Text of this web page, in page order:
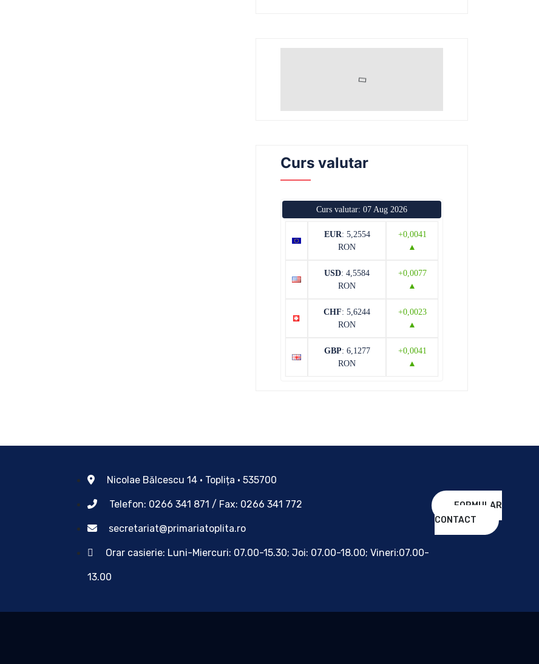
Curs valutar
Curs valutar: 07 Aug 2026
EUR: 5,2554
RON
+0,0041
▲
USD: 4,5584
RON
+0,0077
▲
CHF: 5,6244
RON
+0,0023
▲
GBP: 6,1277
RON
+0,0041
▲
Nicolae Bălcescu 14 • Toplița • 535700
Telefon: 0266 341 871 / Fax: 0266 341 772
secretariat@primariatoplita.ro
Orar casierie: Luni-Miercuri: 07.00-15.30; Joi: 07.00-18.00; Vineri:07.00-
13.00
FORMULAR
CONTACT